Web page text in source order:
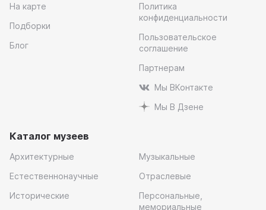
На карте
Подборки
Блог
Политика
конфиденциальности
Пользовательское
соглашение
Партнерам
Мы ВКонтакте
Мы В Дзене
Каталог музеев
Архитектурные
Естественнонаучные
Исторические
Музыкальные
Отраслевые
Персональные,
мемориальные